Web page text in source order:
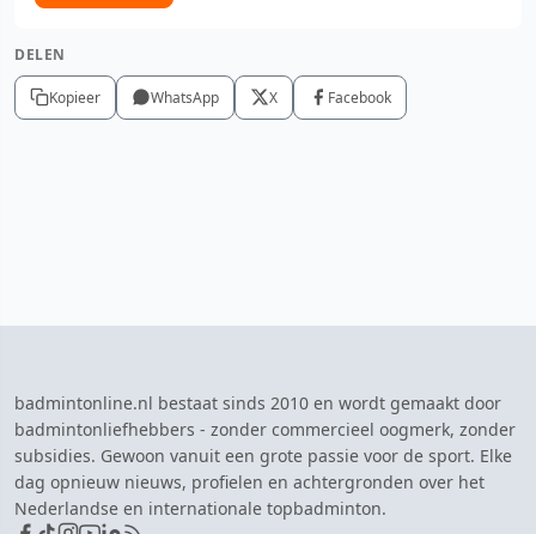
DELEN
Kopieer WhatsApp X Facebook
badmintonline.nl bestaat sinds 2010 en wordt gemaakt door
badmintonliefhebbers - zonder commercieel oogmerk, zonder
subsidies. Gewoon vanuit een grote passie voor de sport. Elke
dag opnieuw nieuws, profielen en achtergronden over het
Nederlandse en internationale topbadminton.